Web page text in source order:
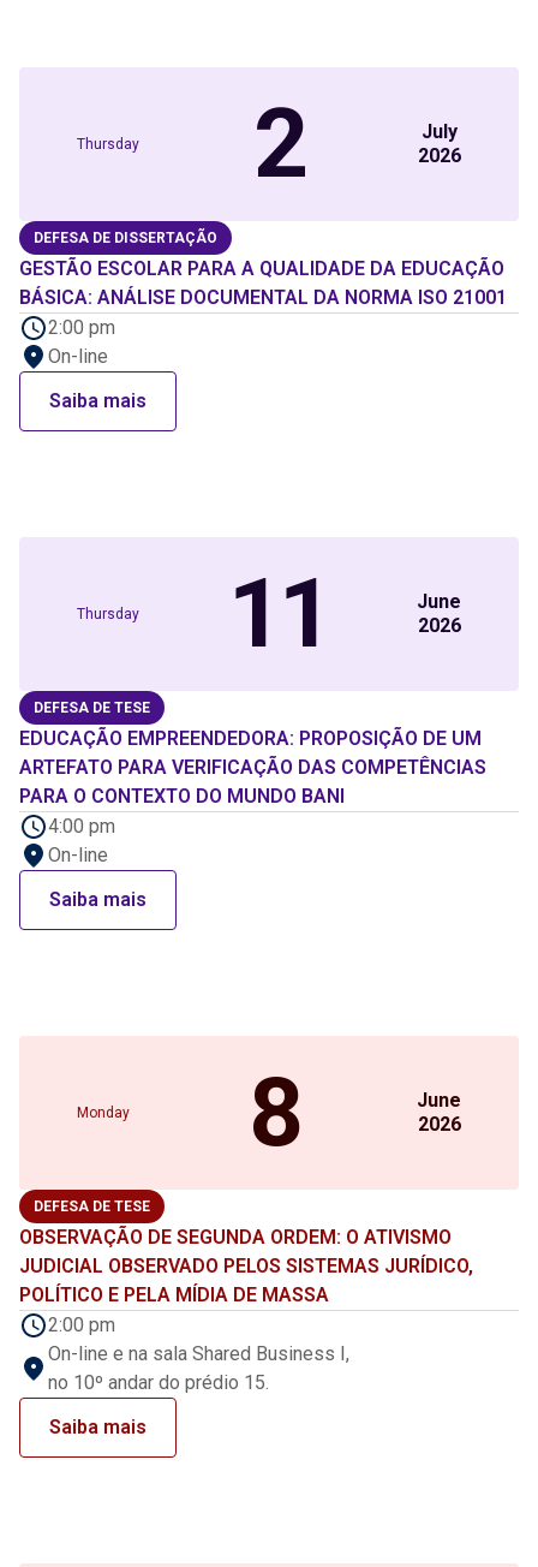
Thursday 2
July
2026
DEFESA DE DISSERTAÇÃO
GESTÃO ESCOLAR PARA A QUALIDADE DA EDUCAÇÃO
BÁSICA: ANÁLISE DOCUMENTAL DA NORMA ISO 21001
2:00 pm
On-line
Saiba mais
Thursday 11
June
2026
DEFESA DE TESE
EDUCAÇÃO EMPREENDEDORA: PROPOSIÇÃO DE UM
ARTEFATO PARA VERIFICAÇÃO DAS COMPETÊNCIAS
PARA O CONTEXTO DO MUNDO BANI
4:00 pm
On-line
Saiba mais
Monday 8
June
2026
DEFESA DE TESE
OBSERVAÇÃO DE SEGUNDA ORDEM: O ATIVISMO
JUDICIAL OBSERVADO PELOS SISTEMAS JURÍDICO,
POLÍTICO E PELA MÍDIA DE MASSA
2:00 pm
On-line e na sala Shared Business I,
no 10º andar do prédio 15.
Saiba mais